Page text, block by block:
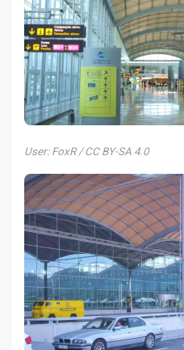
User: FoxR / CC BY-SA 4.0